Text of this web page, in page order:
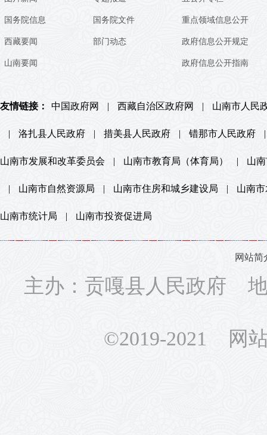
国务院信息
西藏要闻
山南要闻
国务院文件
部门动态
重点领域信息公开
政府信息公开规定
政府信息公开指南
友情链接： 中国政府网 | 西藏自治区政府网 | 山南市人民
| 洛扎县人民政府 | 措美县人民政府 | 错那市人民政府 |
山南市发展和改革委员会 | 山南市教育局（体育局） | 山
| 山南市自然资源局 | 山南市住房和城乡建设局 | 山南
山南市统计局 | 山南市投资促进局
网站简
主办：贡嘎县人民政府
©2019-2021 网